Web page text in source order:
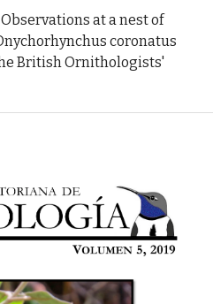
at a nest of
coronatus
British Ornithologists'